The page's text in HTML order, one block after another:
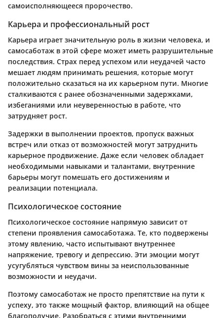
самоисполняющееся пророчество.
Карьера и профессиональный рост
Карьера играет значительную роль в жизни человека, и
самосаботаж в этой сфере может иметь разрушительные
последствия. Страх перед успехом или неудачей часто
мешает людям принимать решения, которые могут
положительно сказаться на их карьерном пути. Многие
сталкиваются с ранее обозначенными задержками,
избеганиями или неуверенностью в работе, что
затрудняет рост.
Задержки в выполнении проектов, пропуск важных
встреч или отказ от возможностей могут затруднить
карьерное продвижение. Даже если человек обладает
необходимыми навыками и талантами, внутренние
барьеры могут помешать его достижениям и
реализации потенциала.
Психологическое состояние
Психологическое состояние напрямую зависит от
степени проявления самосаботажа. Те, кто подвержены
этому явлению, часто испытывают внутреннее
напряжение, тревогу и депрессию. Эти эмоции могут
усугубляться чувством вины за неиспользованные
возможности и неудачи.
Поэтому самосаботаж не просто препятствие на пути к
успеху, это также мощный фактор, влияющий на общее
благополучие. Разобраться с этими внутренними